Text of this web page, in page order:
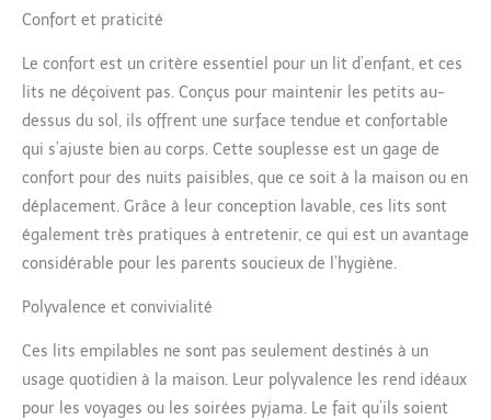
polyester est durable et
facile à nettoyer Deux
couleurs et tailles
disponibles : disponible
en couleurs bleu et
rouge ainsi qu'en tailles
enfant (101,6 x 58,4 x
12,7 cm) et standard
(132,1 x 58,4 x 12,7 cm)
Confort et praticité
Le confort est un critère essentiel pour un lit d’enfant, et ces
lits ne déçoivent pas. Conçus pour maintenir les petits au-
dessus du sol, ils offrent une surface tendue et confortable
qui s’ajuste bien au corps. Cette souplesse est un gage de
confort pour des nuits paisibles, que ce soit à la maison ou en
déplacement. Grâce à leur conception lavable, ces lits sont
également très pratiques à entretenir, ce qui est un avantage
considérable pour les parents soucieux de l’hygiène.
Polyvalence et convivialité
Ces lits empilables ne sont pas seulement destinés à un
usage quotidien à la maison. Leur polyvalence les rend idéaux
pour les voyages ou les soirées pyjama. Le fait qu’ils soient